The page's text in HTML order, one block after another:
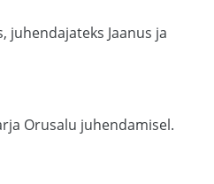
juhendajateks Jaanus ja
Orusalu juhendamisel.